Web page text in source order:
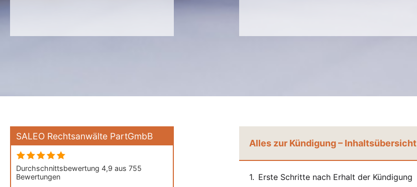
SALEO Rechtsanwälte PartGmbB
Durchschnittsbewertung 4,9 aus 755
Bewertungen
Alles zur Kündigung – Inhaltsübersicht
Erste Schritte nach Erhalt der Kündigung